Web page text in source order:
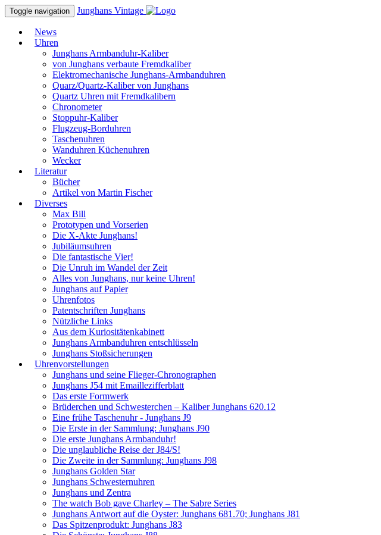
Toggle navigation Junghans Vintage
News
Uhren
Junghans Armbanduhr-Kaliber
von Junghans verbaute Fremdkaliber
Elektromechanische Junghans-Armbanduhren
Quarz/Quartz-Kaliber von Junghans
Quartz Uhren mit Fremdkalibern
Chronometer
Stoppuhr-Kaliber
Flugzeug-Borduhren
Taschenuhren
Wanduhren Küchenuhren
Wecker
Literatur
Bücher
Artikel von Martin Fischer
Diverses
Max Bill
Prototypen und Vorserien
Die X-Akte Junghans!
Jubiläumsuhren
Die fantastische Vier!
Die Unruh im Wandel der Zeit
Alles von Junghans, nur keine Uhren!
Junghans auf Papier
Uhrenfotos
Patentschriften Junghans
Nützliche Links
Aus dem Kuriositätenkabinett
Junghans Armbanduhren entschlüsseln
Junghans Stoßsicherungen
Uhrenvorstellungen
Junghans und seine Flieger-Chronographen
Junghans J54 mit Emaillezifferblatt
Das erste Formwerk
Brüderchen und Schwesterchen – Kaliber Junghans 620.12
Eine frühe Taschenuhr - Junghans J9
Die Erste in der Sammlung: Junghans J90
Die erste Junghans Armbanduhr!
Die unglaubliche Reise der J84/S!
Die Zweite in der Sammlung: Junghans J98
Junghans Golden Star
Junghans Schwesternuhren
Junghans und Zentra
The watch Bob gave Charley – The Sabre Series
Junghans Antwort auf die Oyster: Junghans 681.70; Junghans J81
Das Spitzenprodukt: Junghans J83